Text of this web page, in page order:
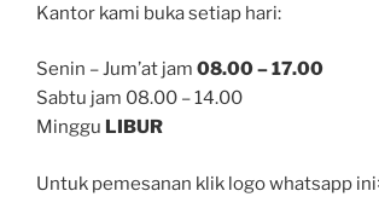
Kantor kami buka setiap hari:
Senin – Jum’at jam 08.00 – 17.00
Sabtu jam 08.00 – 14.00
Minggu LIBUR
Untuk pemesanan klik logo whatsapp